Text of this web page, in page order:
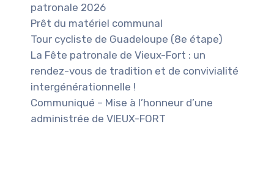
patronale 2026
Prêt du matériel communal
Tour cycliste de Guadeloupe (8e étape)
La Fête patronale de Vieux-Fort : un
rendez-vous de tradition et de convivialité
intergénérationnelle !
Communiqué – Mise à l’honneur d’une
administrée de VIEUX-FORT